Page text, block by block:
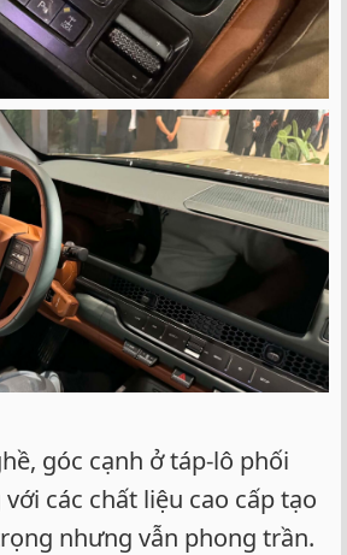
góc cạnh ở táp-lô phối
các chất liệu cao cấp tạo
nhưng vẫn phong trần.